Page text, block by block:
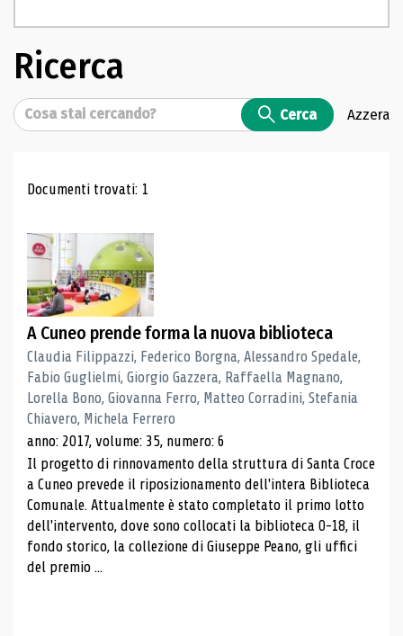
Ricerca
Cerca Cerca Azzera
Risultati di ricerca
Documenti trovati: 1
A Cuneo prende forma la nuova biblioteca
Claudia Filippazzi, Federico Borgna, Alessandro Spedale,
Fabio Guglielmi, Giorgio Gazzera, Raffaella Magnano,
Lorella Bono, Giovanna Ferro, Matteo Corradini, Stefania
Chiavero, Michela Ferrero
anno: 2017, volume: 35, numero: 6
Il progetto di rinnovamento della struttura di Santa Croce
a Cuneo prevede il riposizionamento dell'intera Biblioteca
Comunale. Attualmente è stato completato il primo lotto
dell'intervento, dove sono collocati la biblioteca 0-18, il
fondo storico, la collezione di Giuseppe Peano, gli uffici
del premio ...